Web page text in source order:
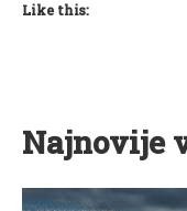
Like this:
Najnovije